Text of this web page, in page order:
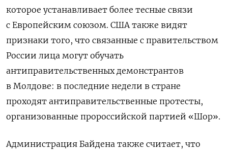
которое устанавливает более тесные связи
с Европейским союзом. США также видят
признаки того, что связанные с правительством
России лица могут обучать
антиправительственных демонстрантов
в Молдове: в последние недели в стране
проходят антиправительственные протесты,
организованные пророссийской партией «Шор».
Администрация Байдена также считает, что